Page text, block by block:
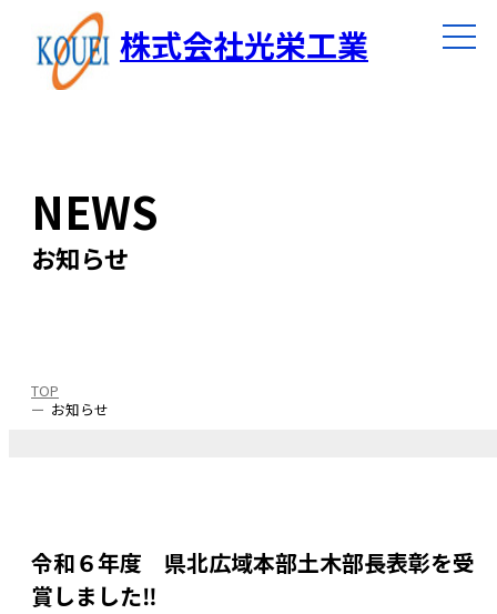
株式会社光栄工業
NEWS
お知らせ
TOP
お知らせ
令和６年度 県北広域本部土木部長表彰を受
賞しました‼